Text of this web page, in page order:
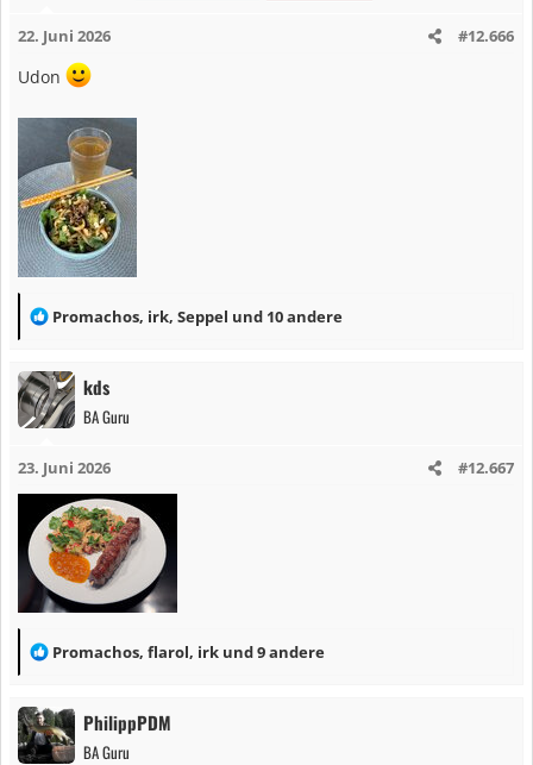
o
n
22. Juni 2026 #12.666
Udon
R
a
k
t
o
n
e
n
:
Promachos, irk, Seppel und 10 andere
kds
BA Guru
23. Juni 2026 #12.667
R
k
t
Promachos, flarol, irk und 9 andere
PhilippPDM
BA Guru